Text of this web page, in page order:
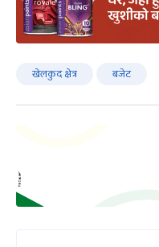
खेलकुद क्षेत्र बजेट